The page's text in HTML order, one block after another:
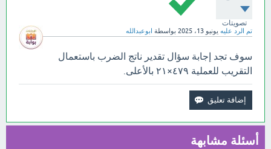
تصويتات
تم الرد عليه يونيو 13، 2025 بواسطة ابوعبدالله
سوف تجد إجابة سؤال تقدير ناتج الضرب باستعمال
التقريب للعملية ٤٧٩×٢١ بالأعلى.
أسئلة مشابهة